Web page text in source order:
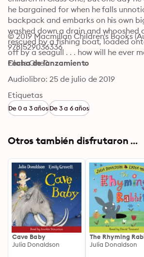
he bargained for when he falls
backpack and embarks on his own
washed down a drain and whooshed
rescued by a fishing boat, loaded
off by a seagull . . . how will he ever
Class One?
© 2019 Macmillan Children's Books
9781529036336
Fecha de lanzamiento
Audiolibro: 25 de julio de 2019
Etiquetas
De 0 a 3 añosDe 3 a 6 años
Otros también disfrutaron ...
Cave Baby
Julia Donaldson
The Rhyming
Julia Donaldson